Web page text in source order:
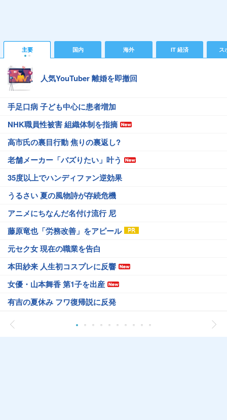
主要 国内 海外 IT 経済 ス
人気YouTuber 離婚を即撤回
手足口病 子ども中心に患者増加
NHK職員性被害 組織体制を指摘
高市氏の裏目行動 焦りの裏返し?
老舗メーカー「バズりたい」叶う
35度以上でハンディファン逆効果
うるさい 夏の風物詩が存続危機
アニメにちなんだ名付け流行 尼
藤原竜也「労務改善」をアピール
元セク女 現在の職業を告白
本田紗来 人生初コスプレに反響
女優・山本舞香 第1子を出産
有吉の夏休み フワ復帰説に反発